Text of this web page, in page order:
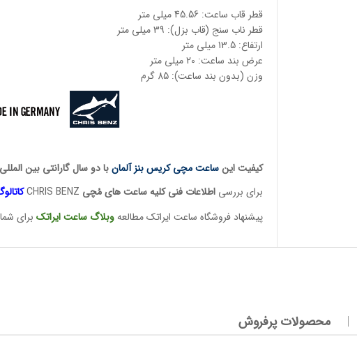
قطر قاب ساعت: 45.56 میلی متر
قطر ناب سنج (قاب بزل): 39 میلی متر
ارتفاع: 13.5 میلی متر
عرض بند ساعت: 20 میلی متر
وزن (بدون بند ساعت): 85 گرم
کیفیت اینساعت مچی کریس بنز آلمان با دو سال گارانتی بین
برای بررسی اطلاعات فنی کلیه ساعت های مُچی
پیشنهاد فروشگاه ساعت ایراتک مطالعه وبلاگ ساعت ایراتکبرای
محصولات پرفروش